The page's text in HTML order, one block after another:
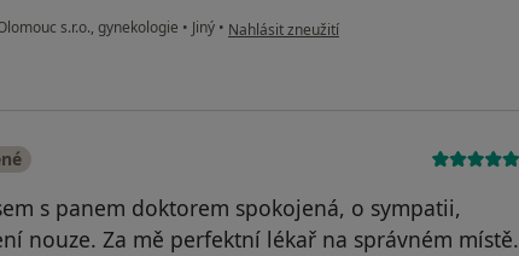
s.r.o., gynekologie • Jiný • podle názoru uživatele J.P
Nahlásit zneužití
s panem doktorem spokojená, o sympatii,
nouze. Za mě perfektní lékař na správném místě.